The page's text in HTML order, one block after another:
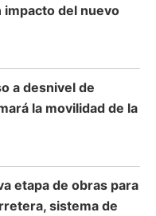
impacto del nuevo
a desnivel de
la movilidad de la
etapa de obras para
sistema de